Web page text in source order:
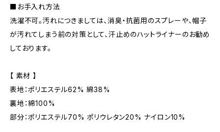
■お手入れ方法
洗濯不可。汚れにつきましては、消臭・抗菌用のスプレーや、帽子
が汚れてしまう前の対策として、汗止めのハットライナーのお勧め
しております。
【 素材 】
表地：ポリエステル62% 綿38%
裏地：綿100%
部分：ポリエステル70% ポリウレタン20% ナイロン10%